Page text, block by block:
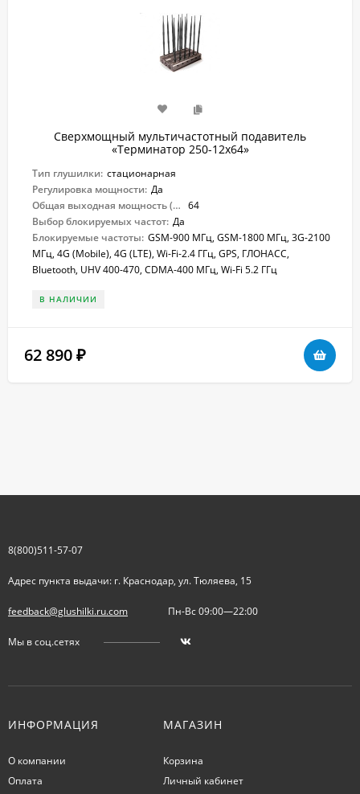
Сверхмощный мультичастотный подавитель
«Терминатор 250-12х64»
Тип глушилки: стационарная
Регулировка мощности: Да
Общая выходная мощность (Вт): 64
Выбор блокируемых частот: Да
Блокируемые частоты: GSM-900 МГц, GSM-1800 МГц, 3G-2100
МГц, 4G (Mobile), 4G (LTE), Wi-Fi-2.4 ГГц, GPS, ГЛОНАСС,
Bluetooth, UHV 400-470, CDMA-400 МГц, Wi-Fi 5.2 ГГц
В НАЛИЧИИ
62 890 ₽
8(800)511-57-07
Адрес пункта выдачи: г. Краснодар, ул. Тюляева, 15
feedback@glushilki.ru.com Пн-Вс 09:00—22:00
Мы в соц.сетях
ИНФОРМАЦИЯ
О компании
Оплата
МАГАЗИН
Корзина
Личный кабинет